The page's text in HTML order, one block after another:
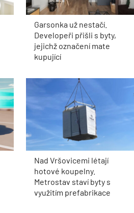
Garsonka už nestačí.
Developeři přišli s byty,
jejichž označení mate
kupující
Nad Vršovicemi létají
hotové koupelny.
Metrostav staví byty s
využitím prefabrikace